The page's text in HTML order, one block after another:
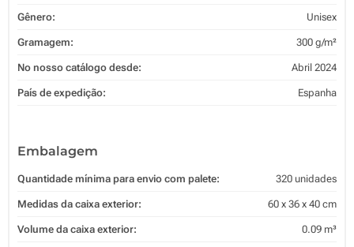
Gênero: Unisex
Gramagem: 300 g/m²
No nosso catálogo desde: Abril 2024
País de expedição: Espanha
Embalagem
Quantidade mínima para envio com palete: 320 unidades
Medidas da caixa exterior: 60 x 36 x 40 cm
Volume da caixa exterior: 0.09 m³